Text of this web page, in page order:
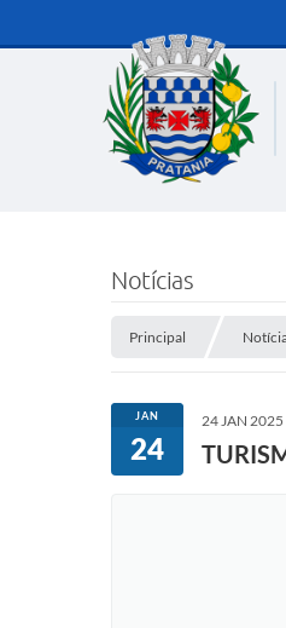
Notícias
Principal
JAN
24
24 JAN 2025